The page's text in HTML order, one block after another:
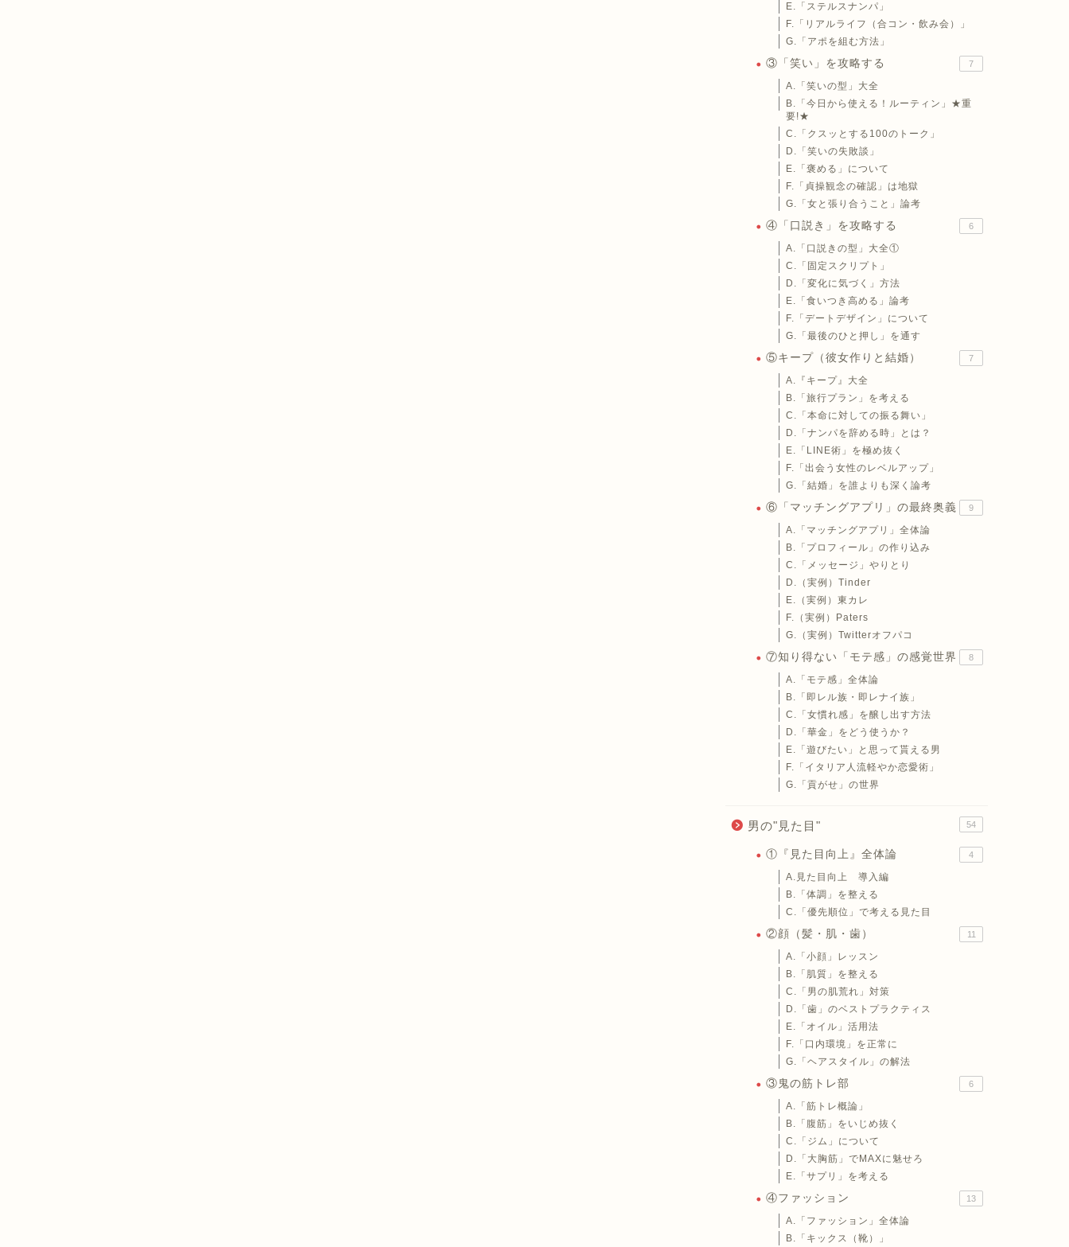
E.「ステルスナンパ」
F.「リアルライフ（合コン・飲み会）」
G.「アポを組む方法」
③「笑い」を攻略する 7
A.「笑いの型」大全
B.「今日から使える！ルーティン」★重
要!★
C.「クスッとする100のトーク」
D.「笑いの失敗談」
E.「褒める」について
F.「貞操観念の確認」は地獄
G.「女と張り合うこと」論考
④「口説き」を攻略する 6
A.「口説きの型」大全①
C.「固定スクリプト」
D.「変化に気づく」方法
E.「食いつき高める」論考
F.「デートデザイン」について
G.「最後のひと押し」を通す
⑤キープ（彼女作りと結婚） 7
A.『キープ』大全
B.「旅行プラン」を考える
C.「本命に対しての振る舞い」
D.「ナンパを辞める時」とは？
E.「LINE術」を極め抜く
F.「出会う女性のレベルアップ」
G.「結婚」を誰よりも深く論考
⑥「マッチングアプリ」の最終奥義 9
A.「マッチングアプリ」全体論
B.「プロフィール」の作り込み
C.「メッセージ」やりとり
D.（実例）Tinder
E.（実例）東カレ
F.（実例）Paters
G.（実例）Twitterオフパコ
⑦知り得ない「モテ感」の感覚世界 8
A.「モテ感」全体論
B.「即レル族・即レナイ族」
C.「女慣れ感」を醸し出す方法
D.「華金」をどう使うか？
E.「遊びたい」と思って貰える男
F.「イタリア人流軽やか恋愛術」
G.「貢がせ」の世界
男の"見た目" 54
①『見た目向上』全体論 4
A.見た目向上 導入編
B.「体調」を整える
C.「優先順位」で考える見た目
②顔（髪・肌・歯） 11
A.「小顔」レッスン
B.「肌質」を整える
C.「男の肌荒れ」対策
D.「歯」のベストプラクティス
E.「オイル」活用法
F.「口内環境」を正常に
G.「ヘアスタイル」の解法
③鬼の筋トレ部 6
A.「筋トレ概論」
B.「腹筋」をいじめ抜く
C.「ジム」について
D.「大胸筋」でMAXに魅せろ
E.「サプリ」を考える
④ファッション 13
A.「ファッション」全体論
B.「キックス（靴）」